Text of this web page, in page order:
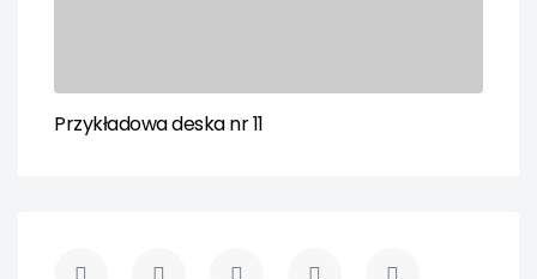
Przykładowa deska nr 11